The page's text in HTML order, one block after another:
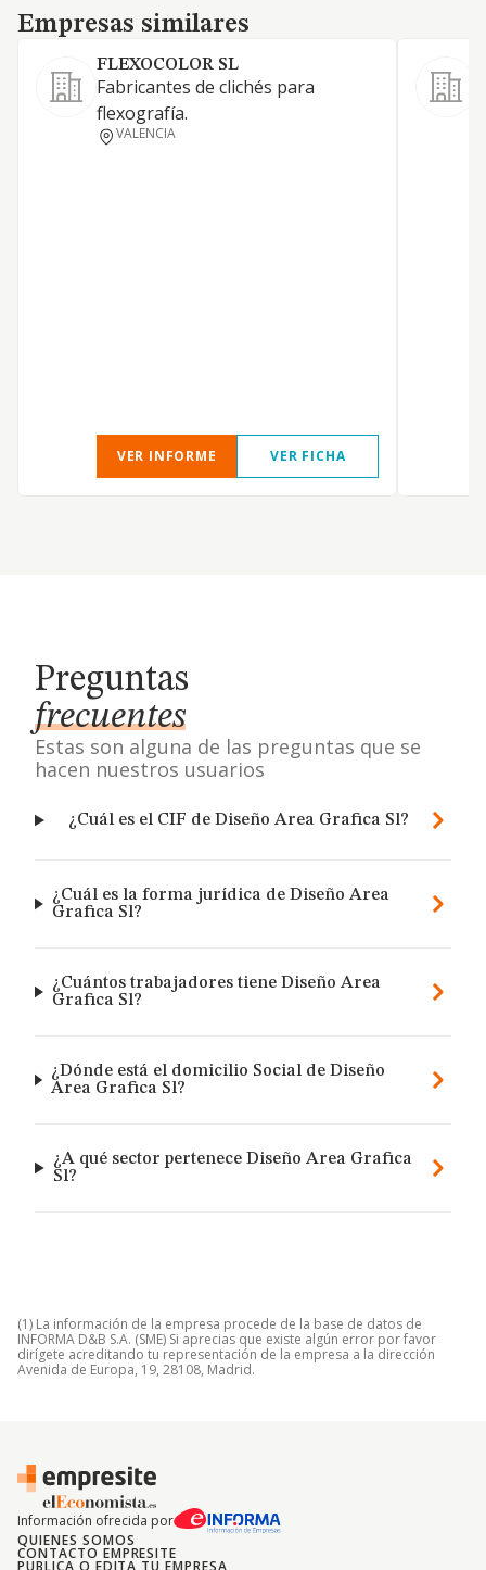
Empresas similares
Empresas similares
FLEXOCOLOR SL
Fabricantes de clichés para
flexografía.
VALENCIA
VER INFORME VER FICHA
Preguntas
frecuentes
Estas son alguna de las preguntas que se
hacen nuestros usuarios
¿Cuál es el CIF de Diseño Area Grafica Sl?
¿Cuál es la forma jurídica de Diseño Area
Grafica Sl?
¿Cuántos trabajadores tiene Diseño Area
Grafica Sl?
¿Dónde está el domicilio Social de Diseño
Area Grafica Sl?
¿A qué sector pertenece Diseño Area Grafica
Sl?
(1) La información de la empresa procede de la base de datos de
INFORMA D&B S.A. (SME) Si aprecias que existe algún error por favor
dirígete acreditando tu representación de la empresa a la dirección
Avenida de Europa, 19, 28108, Madrid.
Información ofrecida por
QUIENES SOMOS
CONTACTO EMPRESITE
PUBLICA O EDITA TU EMPRESA